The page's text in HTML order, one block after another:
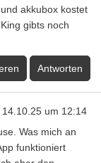
akkubox kostet
gibts noch
Antworten
14.10.25 um 12:14
Was mich an
funktioniert